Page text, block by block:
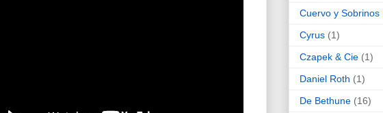
Cuervo y Sobrinos
Cyrus (1)
Czapek & Cie (1)
Daniel Roth (1)
De Bethune (16)